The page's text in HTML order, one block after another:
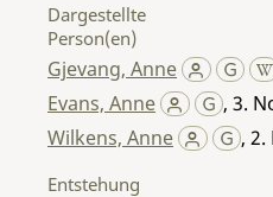
Dargestellte
Person(en)
Gjevang, Anne
Evans, Anne
,3.
Wilkens, Anne
,2.
Entstehung